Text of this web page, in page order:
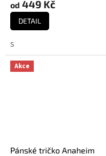
od 449 Kč
DETAIL
S
Akce
Pánské tričko Anaheim